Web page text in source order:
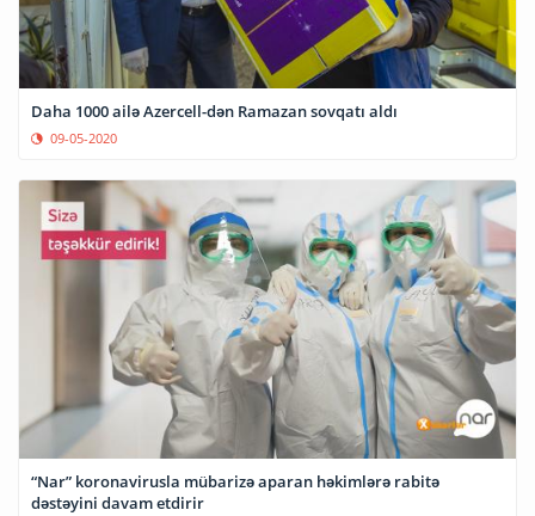
Daha 1000 ailə Azercell-dən Ramazan sovqatı aldı
09-05-2020
“Nar” koronavirusla mübarizə aparan həkimlərə rabitə
dəstəyini davam etdirir